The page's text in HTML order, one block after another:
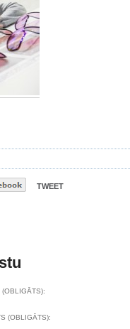
TWEET
(OBLIGĀTS):
(OBLIGĀTS):